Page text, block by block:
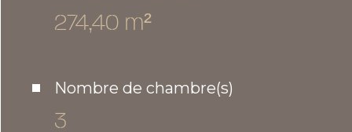
274,40 m²
Nombre de chambre(s)
3